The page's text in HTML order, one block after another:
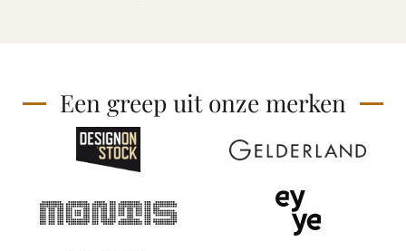
Een greep uit onze merken